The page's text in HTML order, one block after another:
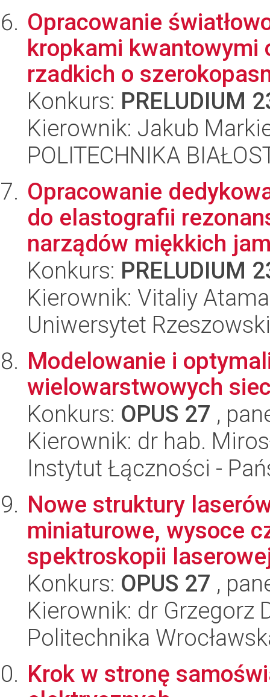
Opracowanie
kropkami kwantowymi
rzadkich o
Konkurs: PRELUDIUM
Kierownik: Jakub
POLITECHNIKA
Opracowanie
do elastografii
narządów miękkich
Konkurs: PRELUDIUM
Kierownik: Vitaliy
Uniwersytet Rzeszowski
Modelowanie i
wielowarstwowych
Konkurs: OPUS 27 ,
Kierownik: dr hab.
Instytut Łączności -
Nowe struktury
miniaturowe, wysoce
spektroskopii
Konkurs: OPUS 27 ,
Kierownik: dr Grzegorz
Politechnika
Krok w stronę